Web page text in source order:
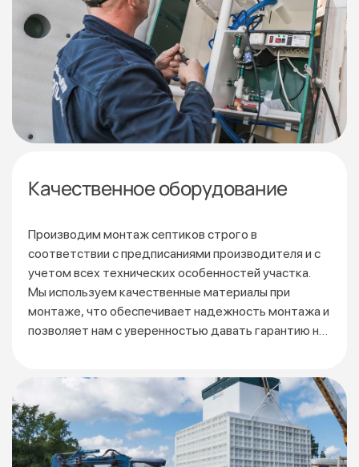
Качественное оборудование
Производим монтаж септиков строго в
соответствии с предписаниями производителя и с
учетом всех технических особенностей участка.
Мы используем качественные материалы при
монтаже, что обеспечивает надежность монтажа и
позволяет нам с уверенностью давать гарантию на